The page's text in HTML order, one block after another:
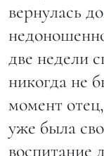
вернулась
две недели
никогда не
момент
уже была
воспитание